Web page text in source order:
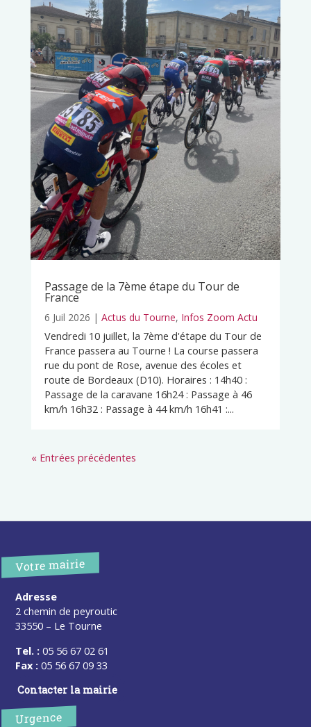
Passage de la 7ème étape du Tour de
France
6 Juil 2026 | Actus du Tourne, Infos Zoom Actu
Vendredi 10 juillet, la 7ème d'étape du Tour de
France passera au Tourne ! La course passera
rue du pont de Rose, avenue des écoles et
route de Bordeaux (D10). Horaires : 14h40 :
Passage de la caravane 16h24 : Passage à 46
km/h 16h32 : Passage à 44 km/h 16h41 :...
« Entrées précédentes
Votre mairie
Adresse
2 chemin de peyroutic
33550 – Le Tourne
Tel. : 05 56 67 02 61
Fax : 05 56 67 09 33
Contacter la mairie
Urgence